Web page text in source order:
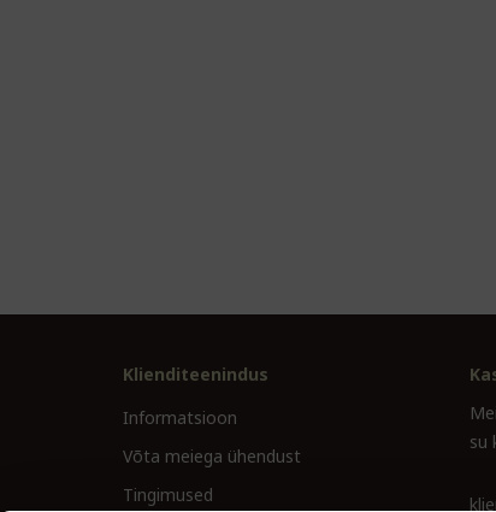
Klienditeenindus
Informatsioon
Võta meiega ühendust
Tingimused
su